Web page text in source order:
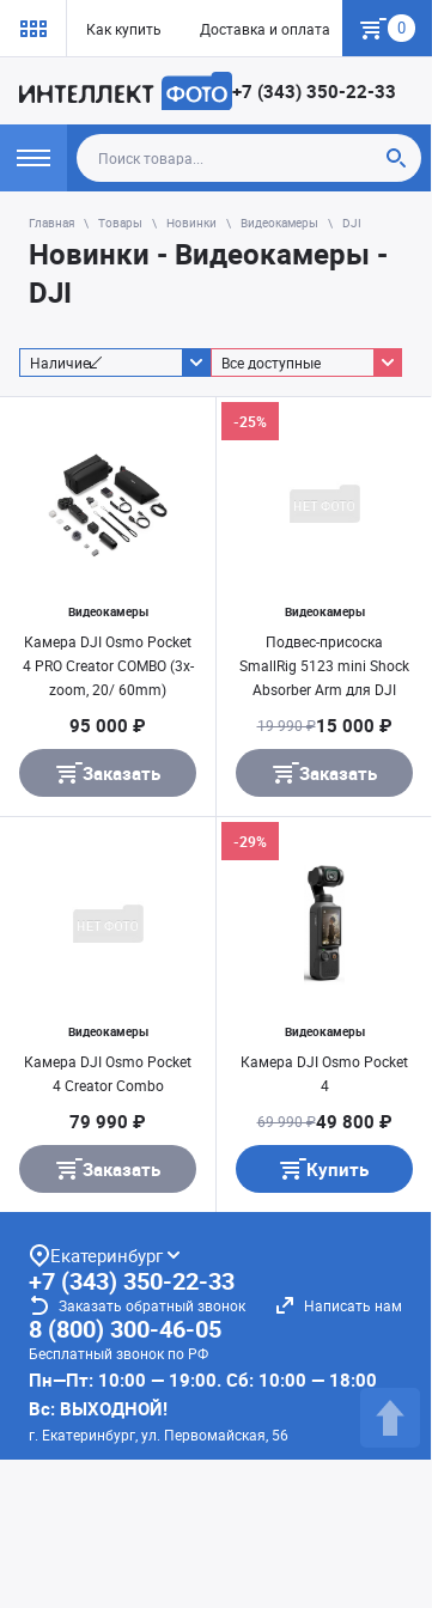
Как купить Доставка и оплата Гарантия
0
+7 (343) 350-22-33
Главная Товары Новинки Видеокамеры DJI
Новинки - Видеокамеры -
DJI
Наличие Все доступные
Видеокамеры
Камера DJI Osmo Pocket
4 PRO Creator COMBO (3х-
zoom, 20/ 60mm)
95 000 ₽
Заказать
Видеокамеры
Подвес-присоска
SmallRig 5123 mini Shock
Absorber Arm для DJI
HERO13/ Insta360 X4
-25%
19 990 ₽15 000 ₽
Заказать
Видеокамеры
Камера DJI Osmo Pocket
4 Creator Combo
79 990 ₽
Заказать
Видеокамеры
Камера DJI Osmo Pocket
4
-29%
69 990 ₽49 800 ₽
Купить
Екатеринбург
+7 (343) 350-22-33
Заказать обратный звонок Написать нам
8 (800) 300-46-05
Бесплатный звонок по РФ
Пн—Пт: 10:00 — 19:00. Сб: 10:00 — 18:00
Вс: ВЫХОДНОЙ!
г. Екатеринбург, ул. Первомайская, 56